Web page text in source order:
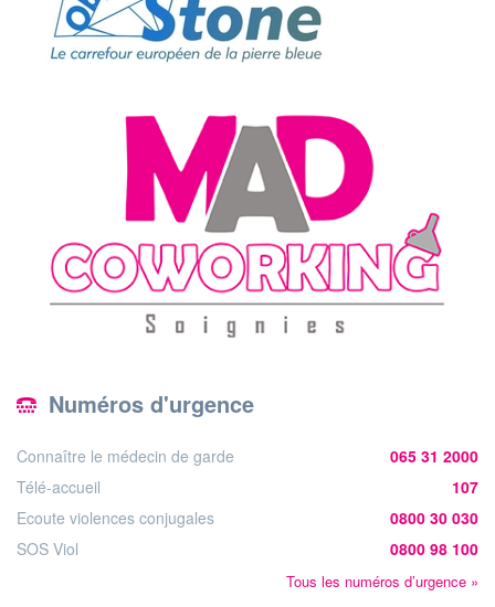
Numéros d'urgence
Connaître le médecin de garde
065 31 2000
Télé-accueil
107
Ecoute violences conjugales
0800 30 030
SOS Viol
0800 98 100
Tous les numéros d’urgence »